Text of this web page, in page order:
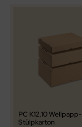
PC K12.10 Wellpapp-
Stülpkarton